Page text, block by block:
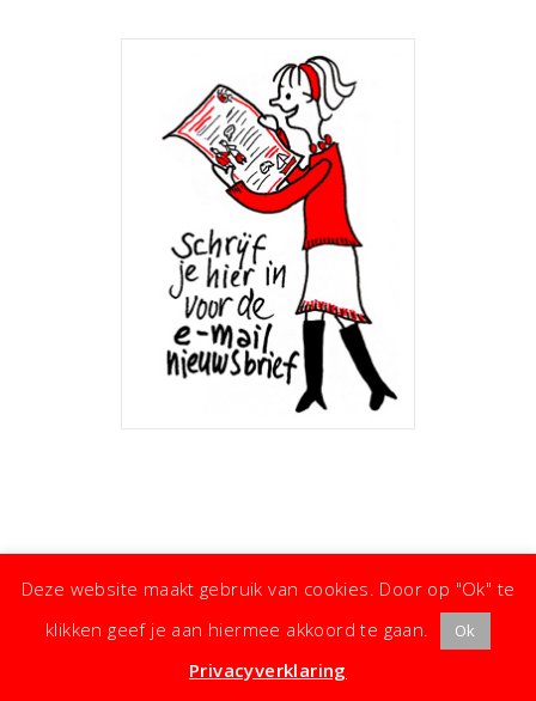
Koken met Karin· Kleine moeite, groot effect ·
Deze website maakt gebruik van cookies. Door op "Ok" te
klikken geef je aan hiermee akkoord te gaan.
Ok
Privacyverklaring